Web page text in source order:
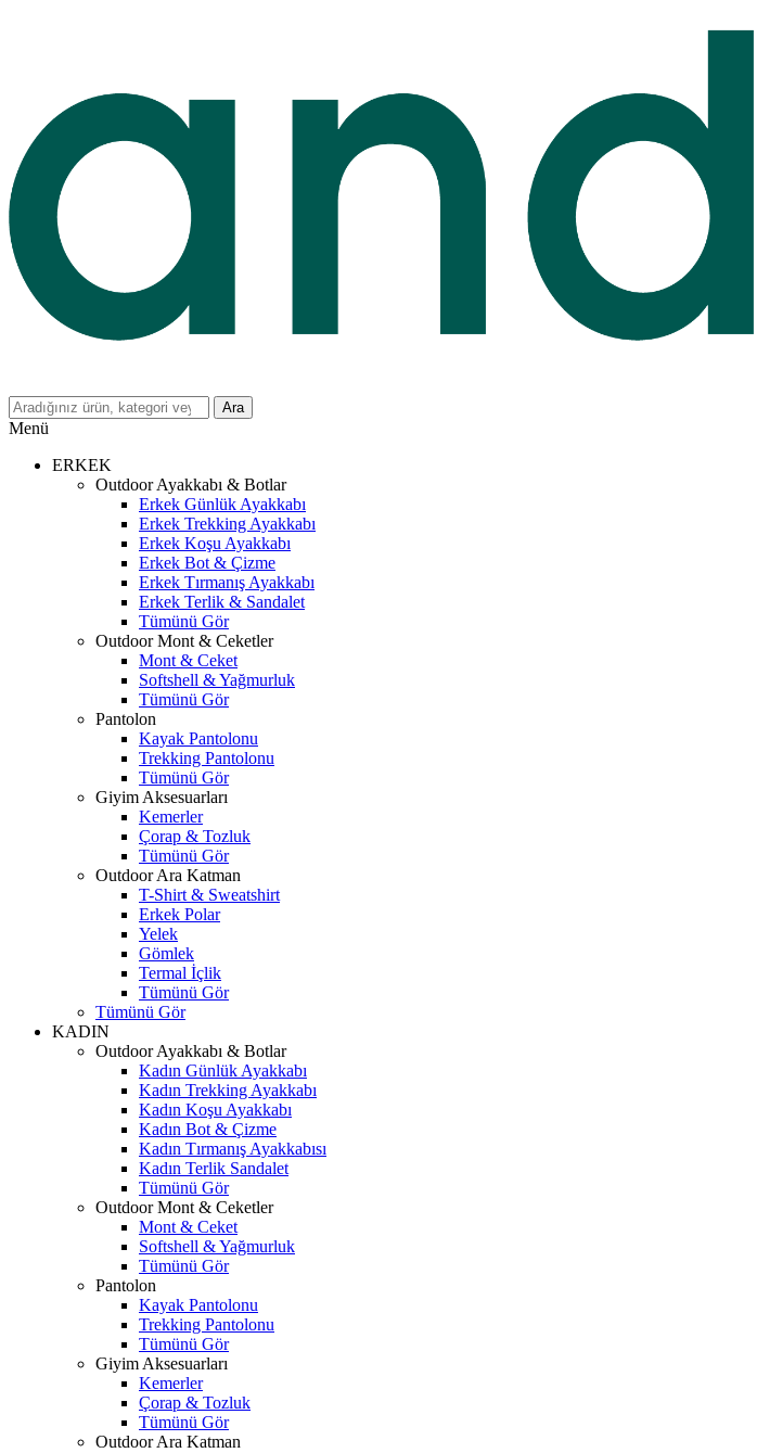
Ara
Menü
ERKEK
Outdoor Ayakkabı & Botlar
Erkek Günlük Ayakkabı
Erkek Trekking Ayakkabı
Erkek Koşu Ayakkabı
Erkek Bot & Çizme
Erkek Tırmanış Ayakkabı
Erkek Terlik & Sandalet
Tümünü Gör
Outdoor Mont & Ceketler
Mont & Ceket
Softshell & Yağmurluk
Tümünü Gör
Pantolon
Kayak Pantolonu
Trekking Pantolonu
Tümünü Gör
Giyim Aksesuarları
Kemerler
Çorap & Tozluk
Tümünü Gör
Outdoor Ara Katman
T-Shirt & Sweatshirt
Erkek Polar
Yelek
Gömlek
Termal İçlik
Tümünü Gör
Tümünü Gör
KADIN
Outdoor Ayakkabı & Botlar
Kadın Günlük Ayakkabı
Kadın Trekking Ayakkabı
Kadın Koşu Ayakkabı
Kadın Bot & Çizme
Kadın Tırmanış Ayakkabısı
Kadın Terlik Sandalet
Tümünü Gör
Outdoor Mont & Ceketler
Mont & Ceket
Softshell & Yağmurluk
Tümünü Gör
Pantolon
Kayak Pantolonu
Trekking Pantolonu
Tümünü Gör
Giyim Aksesuarları
Kemerler
Çorap & Tozluk
Tümünü Gör
Outdoor Ara Katman